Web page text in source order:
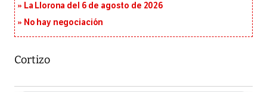
La Llorona del 6 de agosto de 2026
No hay negociación
Cortizo